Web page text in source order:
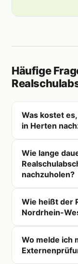
Häufige
Was kostet
in Herten
Wie lange
nachzuholen?
Wie heißt der
Nordrhein-
Wo melde ich